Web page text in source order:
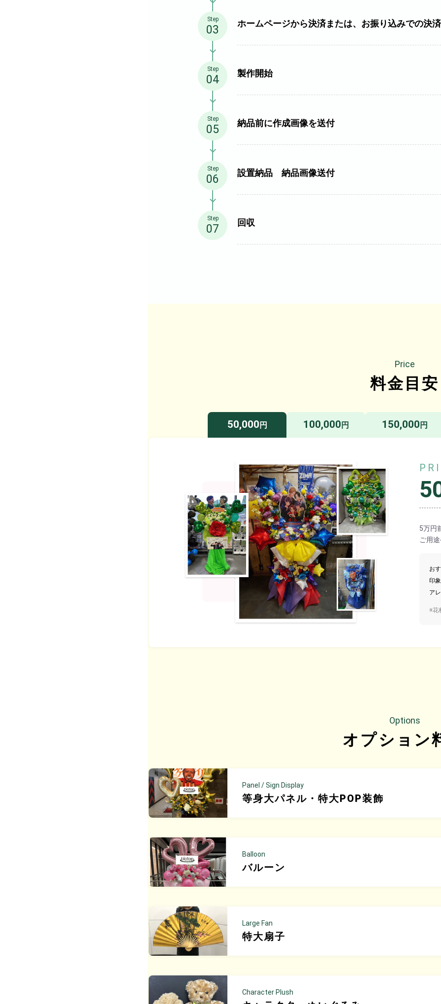
Step
03 ホームページから決済または、お振り込みでの決済
Step
04 製作開始
Step
05 納品前に作成画像を送付
Step
06 設置納品 納品画像送付
Step
07 回収
Price
料金目安
50,000 円 100,000 円 150,000 円
5万円
ご用
お
印象
ア
※花
Options
オプション
Panel / Sign Display
等身大パネル・ 特大POP装飾
Balloon
バルーン
Large Fan
特大扇子
Character Plush